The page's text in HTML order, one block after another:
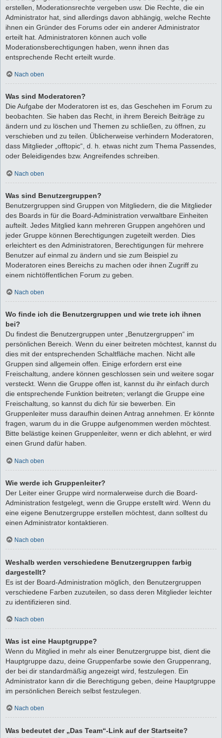
erstellen, Moderationsrechte vergeben usw. Die Rechte, die ein
Administrator hat, sind allerdings davon abhängig, welche Rechte
ihnen ein Gründer des Forums oder ein anderer Administrator
erteilt hat. Administratoren können auch volle
Moderationsberechtigungen haben, wenn ihnen das
entsprechende Recht erteilt wurde.
Nach oben
Was sind Moderatoren?
Die Aufgabe der Moderatoren ist es, das Geschehen im Forum zu
beobachten. Sie haben das Recht, in ihrem Bereich Beiträge zu
ändern und zu löschen und Themen zu schließen, zu öffnen, zu
verschieben und zu teilen. Üblicherweise verhindern Moderatoren,
dass Mitglieder „offtopic“, d. h. etwas nicht zum Thema Passendes,
oder Beleidigendes bzw. Angreifendes schreiben.
Nach oben
Was sind Benutzergruppen?
Benutzergruppen sind Gruppen von Mitgliedern, die die Mitglieder
des Boards in für die Board-Administration verwaltbare Einheiten
aufteilt. Jedes Mitglied kann mehreren Gruppen angehören und
jeder Gruppe können Berechtigungen zugeteilt werden. Dies
erleichtert es den Administratoren, Berechtigungen für mehrere
Benutzer auf einmal zu ändern und sie zum Beispiel zu
Moderatoren eines Bereichs zu machen oder ihnen Zugriff zu
einem nichtöffentlichen Forum zu geben.
Nach oben
Wo finde ich die Benutzergruppen und wie trete ich ihnen
bei?
Du findest die Benutzergruppen unter „Benutzergruppen“ im
persönlichen Bereich. Wenn du einer beitreten möchtest, kannst du
dies mit der entsprechenden Schaltfläche machen. Nicht alle
Gruppen sind allgemein offen. Einige erfordern erst eine
Freischaltung, andere können geschlossen sein und weitere sogar
versteckt. Wenn die Gruppe offen ist, kannst du ihr einfach durch
die entsprechende Funktion beitreten; verlangt die Gruppe eine
Freischaltung, so kannst du dich für sie bewerben. Ein
Gruppenleiter muss daraufhin deinen Antrag annehmen. Er könnte
fragen, warum du in die Gruppe aufgenommen werden möchtest.
Bitte belästige keinen Gruppenleiter, wenn er dich ablehnt, er wird
einen Grund dafür haben.
Nach oben
Wie werde ich Gruppenleiter?
Der Leiter einer Gruppe wird normalerweise durch die Board-
Administration festgelegt, wenn die Gruppe erstellt wird. Wenn du
eine eigene Benutzergruppe erstellen möchtest, dann solltest du
einen Administrator kontaktieren.
Nach oben
Weshalb werden verschiedene Benutzergruppen farbig
dargestellt?
Es ist der Board-Administration möglich, den Benutzergruppen
verschiedene Farben zuzuteilen, so dass deren Mitglieder leichter
zu identifizieren sind.
Nach oben
Was ist eine Hauptgruppe?
Wenn du Mitglied in mehr als einer Benutzergruppe bist, dient die
Hauptgruppe dazu, deine Gruppenfarbe sowie den Gruppenrang,
der bei dir standardmäßig angezeigt wird, festzulegen. Ein
Administrator kann dir die Berechtigung geben, deine Hauptgruppe
im persönlichen Bereich selbst festzulegen.
Nach oben
Was bedeutet der „Das Team“-Link auf der Startseite?